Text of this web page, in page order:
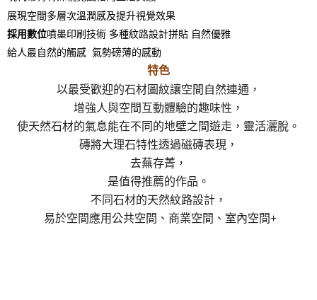
展現空間多層次溫潤感及提升視覺效果
採用數位噴墨印刷技術 多種紋路設計拼貼 自然優雅
給人最自然的觸感 氣勢磅薄的感動
特色
以最受歡迎的石材圖紋讓空間自然連通，
增強人與空間互動體驗的趣味性，
使天然石材的氣息能在不同的地壁之間遊走，靈活灑脫。
磚將大理石特性透過磁磚表現，
去蕪存菁，
是值得推薦的作品。
不同石材的天然紋路設計，
易於空間應用公共空間、商業空間、室內空間+